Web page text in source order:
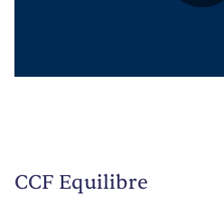
CCF Equilibre